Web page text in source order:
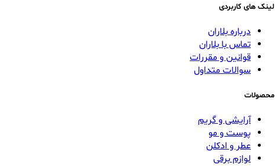
لینک های کاربردی
درباره بلاران
تماس با بلاران
قوانین و مقررات
سوالات متداول
محصولات
آرایشی و گریم
پوست و مو
عطر و ادکلن
لوازم برقی